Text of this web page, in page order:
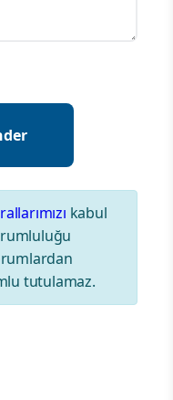
kabul
tutulamaz.